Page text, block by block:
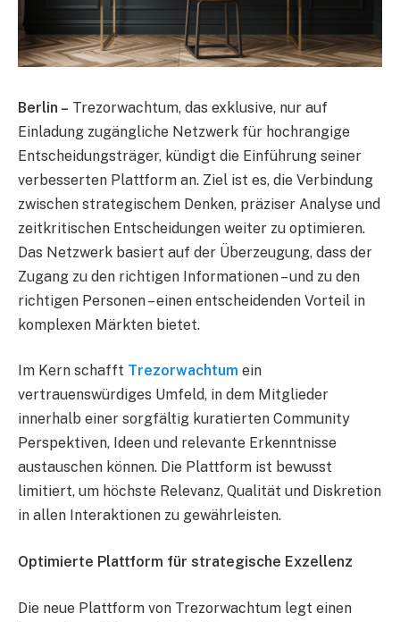
Berlin – Trezorwachtum, das exklusive, nur auf
Einladung zugängliche Netzwerk für hochrangige
Entscheidungsträger, kündigt die Einführung seiner
verbesserten Plattform an. Ziel ist es, die Verbindung
zwischen strategischem Denken, präziser Analyse und
zeitkritischen Entscheidungen weiter zu optimieren.
Das Netzwerk basiert auf der Überzeugung, dass der
Zugang zu den richtigen Informationen – und zu den
richtigen Personen – einen entscheidenden Vorteil in
komplexen Märkten bietet.
Im Kern schafft Trezorwachtum ein
vertrauenswürdiges Umfeld, in dem Mitglieder
innerhalb einer sorgfältig kuratierten Community
Perspektiven, Ideen und relevante Erkenntnisse
austauschen können. Die Plattform ist bewusst
limitiert, um höchste Relevanz, Qualität und Diskretion
in allen Interaktionen zu gewährleisten.
Optimierte Plattform für strategische Exzellenz
Die neue Plattform von Trezorwachtum legt einen